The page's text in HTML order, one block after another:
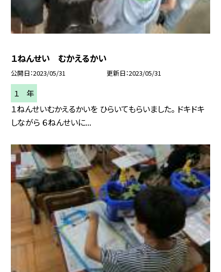
１ねんせい むかえるかい
公開日 2023/05/31 更新日 2023/05/31
１ 年
１ねんせいむかえるかいを ひらいてもらいました。 ドキドキ
しながら ６ねんせいに...